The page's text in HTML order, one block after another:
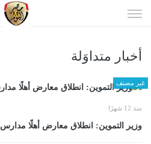
الى
أخبار متداوَلة
غير مصنف
منذ 12 شهرًا
وزير التموين: انطلاق معارض أهلًا مدارس 2025 اعتبارا من 1 سبتمبر